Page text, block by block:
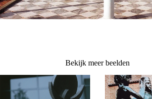
Bekijk meer beelden